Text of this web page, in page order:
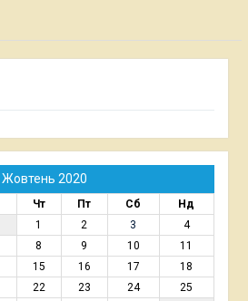
Жовтень 2020
Чт Пт Сб
Нд
1
2 3
4
8 9 10
11
15 16 17
18
22 23 24
25